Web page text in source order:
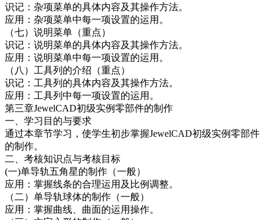
识记：杂项菜单的具体内容及其操作方法。
应用：杂项菜单中每一项设置的运用。
（七）说明菜单（重点）
识记：说明菜单的具体内容及其操作方法。
应用：说明菜单中每一项设置的运用。
（八）工具列的介绍（重点）
识记：工具列的具体内容及其操作方法。
应用：工具列中每一项设置的运用。
第三章JewelCAD初级实例零部件的制作
一、学习目的与要求
通过本章节学习，使学生初步掌握JewelCAD初级实例零部件
的制作。
二、考核知识点与考核目标
(一)单导轨五角星的制作（一般）
应用：掌握线条的合理运用及比例调整。
（二）单导轨球体的制作（一般）
应用：掌握曲线、曲面的运用操作。